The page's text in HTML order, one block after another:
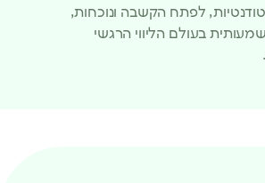
לפתח הקשבה ונוכחות,
בעולם הליווי הרגשי